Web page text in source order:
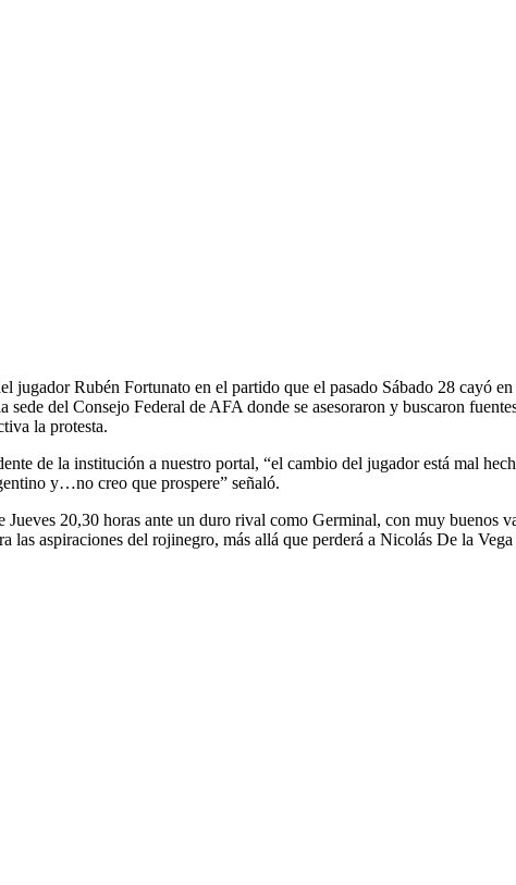
jugador Rubén Fortunato en el partido que el pasado Sábado 28 cayó
del Consejo Federal de AFA donde se asesoraron y buscaron
la protesta.
de la institución a nuestro portal, “el cambio del jugador está mal
y…no creo que prospere” señaló.
Jueves 20,30 horas ante un duro rival como Germinal, con muy buenos
aspiraciones del rojinegro, más allá que perderá a Nicolás De la